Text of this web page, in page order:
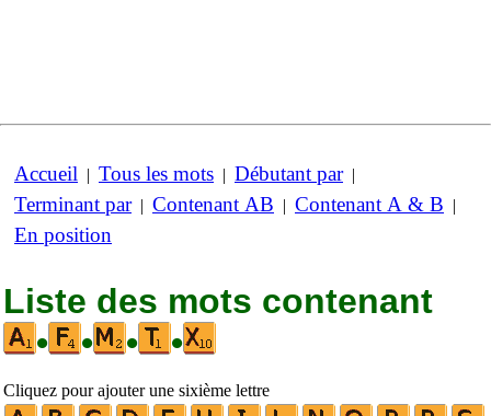
Accueil | Tous les mots | Débutant par|
Terminant par| Contenant AB | Contenant A & B |
En position
Liste des mots contenant
•
• • •
Cliquez pour ajouter une sixième lettre